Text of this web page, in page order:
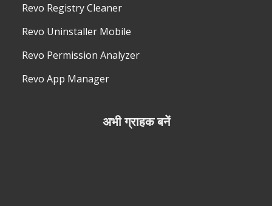
Revo Registry Cleaner
Revo Uninstaller Mobile
Revo Permission Analyzer
Revo App Manager
अभी ग्राहक बनें